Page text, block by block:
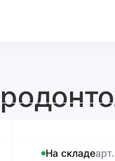
На складе